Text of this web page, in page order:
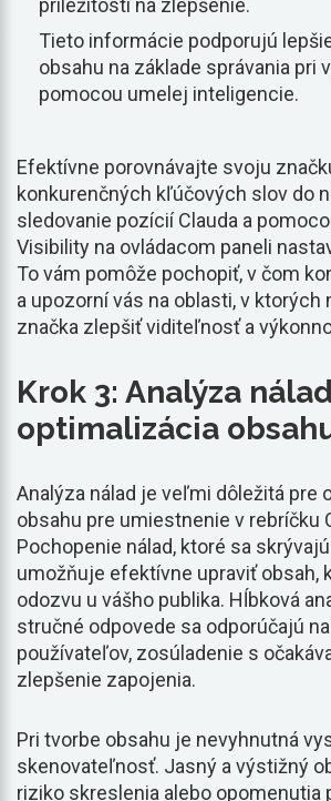
príležitosti na zlepšenie.
Tieto informácie podporujú
obsahu na základe správania pri
pomocou umelej inteligencie.
Efektívne porovnávajte svoju
konkurenčných kľúčových slov do
sledovanie pozícií Clauda a
Visibility na ovládacom paneli
To vám pomôže pochopiť, v čom
a upozorní vás na oblasti, v ktorých
značka zlepšiť viditeľnosť a
Krok 3: Analýza
optimalizácia
Analýza nálad je veľmi dôležitá pre
obsahu pre umiestnenie v rebríčku
Pochopenie nálad, ktoré sa
umožňuje efektívne upraviť obsah,
odozvu u vášho publika. Hĺbková
stručné odpovede sa odporúčajú
používateľov, zosúladenie s
zlepšenie zapojenia.
Pri tvorbe obsahu je nevyhnutná
skenovateľnosť. Jasný a výstižný
riziko skreslenia alebo opomenutia